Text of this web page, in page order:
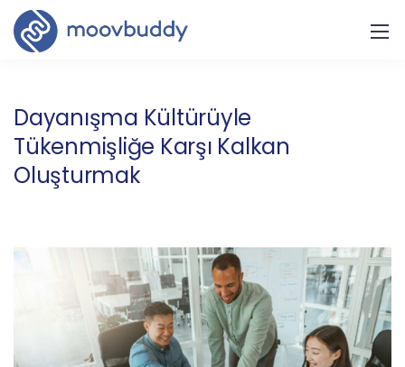
Dayanışma Kültürüyle
Tükenmişliğe Karşı Kalkan
Oluşturmak